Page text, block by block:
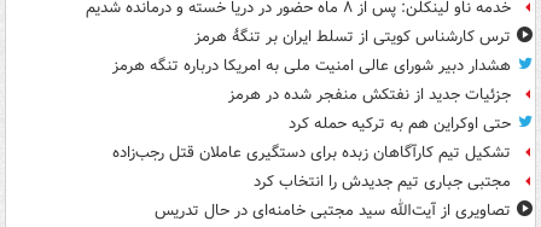
خدمه ناو لینکلن: پس از ۸ ماه حضور در دریا خسته و درمانده‌ شدیم
ترس کارشناس کویتی از تسلط ایران بر تنگۀ هرمز
هشدار دبیر شورای عالی امنیت ملی به امریکا درباره تنگه هرمز
جزئیات جدید از نفتکش منفجر شده در هرمز
حتی اوکراین هم به ترکیه حمله کرد
تشکیل تیم کارآگاهان زبده برای دستگیری عاملان قتل رجب‌زاده
مجتبی جباری تیم جدیدش را انتخاب کرد
تصاویری از آیت‌الله سید مجتبی خامنه‌ای در حال تدریس